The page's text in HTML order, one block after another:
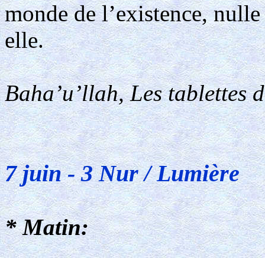
monde de l’existence,
elle.
Baha’u’llah, Les tablettes
7 juin - 3 Nur / Lumière
* Matin: